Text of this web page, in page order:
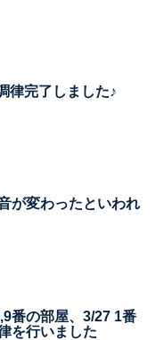
律完了しました♪
が変わったといわれ
番の部屋、3/27 1番
を行いました